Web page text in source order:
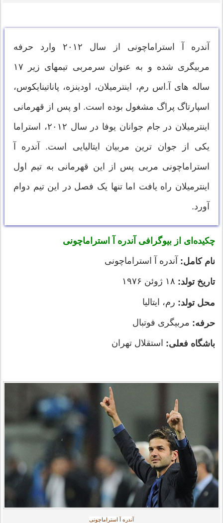
آندره آ استراماچونی از سال ۲۰۱۲ وارد حرفه
مربیگری شده و به عنوان سرمربی تیمهای زیر ۱۷
ساله های آ.اس رم، اینترمیلان، اودینزه، پاناتینایکوس،
اسپارتاگ پراگ مشغول بوده است. او پس از قهرمانی
اینترمیلان در جام جوانان یوفا در سال ۲۰۱۲، استراما
یکی از جوان ترین مربیان ایتالیایی است. آندره آ
استراماچونی مربی پس از این قهرمانی به تیم اول
اینترمیلان راه یافت اما تنها یک فصل در این تیم دوام
آورد.
چکیده‌ای از بیوگرافی آندره آ استراماچونی
نام کامل: آندره آ استراماچونی
تاریخ تولد:
محل تولد: رم، ایتالیا
حرفه: مربیگری فوتبال
باشگاه فعلی: استقلال تهران
آندره آ استراماچونی